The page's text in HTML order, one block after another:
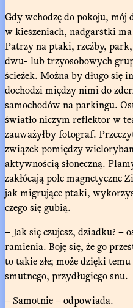
Gdy wchodzę do pokoju,
w kieszeniach, nadgarstki
Patrzy na ptaki, rzeźby,
dwu- lub trzyosobowych
ścieżek. Można by długo się
dochodzi między nimi do
samochodów na parkingu.
światło niczym reflektor w
zauważyłby fotograf.
związek pomiędzy
aktywnością słoneczną.
zakłócają pole
jak migrujące ptaki,
czego się gubią.
– Jak się czujesz, dziadku? –
ramienia. Boję się, że go
to takie złe; może dzięki
smutnego, przydługiego snu.
– Samotnie – odpowiada.